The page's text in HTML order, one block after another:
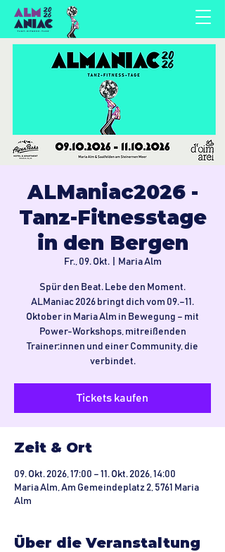
ALManiac2026 -
Tanz-Fitnesstage
in den Bergen
Fr., 09. Okt.
  |
Maria Alm
Spür den Beat. Lebe den Moment.
ALManiac 2026 bringt dich vom 09.–11.
Oktober in Maria Alm in Bewegung – mit
Power-Workshops, mitreißenden
Trainer:innen und einer Community, die
verbindet.
Tickets kaufen
Zeit & Ort
09. Okt. 2026, 17:00 – 11. Okt. 2026, 14:00
Maria Alm, Am Gemeindeplatz 2, 5761 Maria
Alm
Über die Veranstaltung